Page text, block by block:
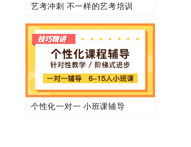
艺考冲刺 不一样的艺考培训
个性化一对一 小班课辅导